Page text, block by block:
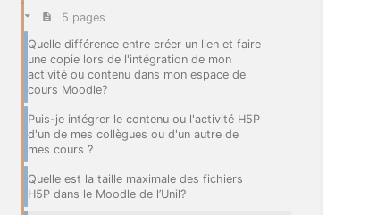
5 pages
Quelle différence entre créer un lien et faire
une copie lors de l'intégration de mon
activité ou contenu dans mon espace de
cours Moodle?
Puis-je intégrer le contenu ou l'activité H5P
d'un de mes collègues ou d'un autre de
mes cours ?
Quelle est la taille maximale des fichiers
H5P dans le Moodle de l’Unil?